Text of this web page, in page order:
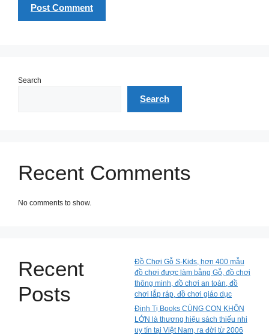
Search
Search
Recent Comments
No comments to show.
Recent
Posts
Đồ Chơi Gỗ S-Kids, hơn 400 mẫu
đồ chơi được làm bằng Gỗ, đồ chơi
thông minh, đồ chơi an toàn, đồ
chơi lắp ráp, đồ chơi giáo dục
Đinh Tị Books CÙNG CON KHÔN
LỚN là thương hiệu sách thiếu nhi
uy tín tại Việt Nam, ra đời từ 2006